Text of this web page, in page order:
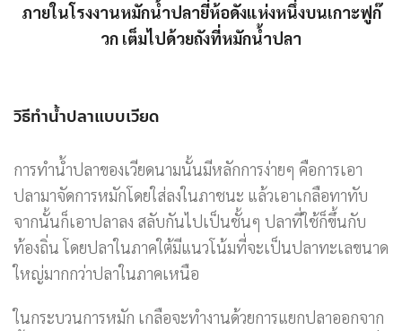
ภายในโรงงานหมักน้ำปลายี่ห้อดังแห่งหนึ่งบนเกาะฟูก๊
วก เต็มไปด้วยถังที่หมักน้ำปลา
วิธีทำน้ำปลาแบบเวียด
การทำน้ำปลาของเวียดนามนั้นมีหลักการง่ายๆ คือการเอา
ปลามาจัดการหมักโดยใส่ลงในภาชนะ แล้วเอาเกลือทาทับ
จากนั้นก็เอาปลาลง สลับกันไปเป็นชั้นๆ ปลาที่ใช้ก็ขึ้นกับ
ท้องถิ่น โดยปลาในภาคใต้มีแนวโน้มที่จะเป็นปลาทะเลขนาด
ใหญ่มากกว่าปลาในภาคเหนือ
ในกระบวนการหมัก เกลือจะทำงานด้วยการแยกปลาออกจาก